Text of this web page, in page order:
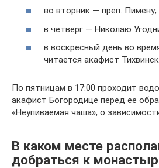
во вторник — преп. Пимену;
в четверг — Николаю
в воскресный день во
читается акафист
По пятницам в 17:00 проходит
акафист Богородице перед ее
«Неупиваемая чаша», о
В каком месте
добраться к